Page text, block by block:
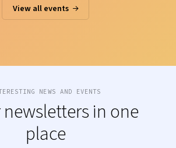
View all events
NEWS AND EVENTS
in one
place